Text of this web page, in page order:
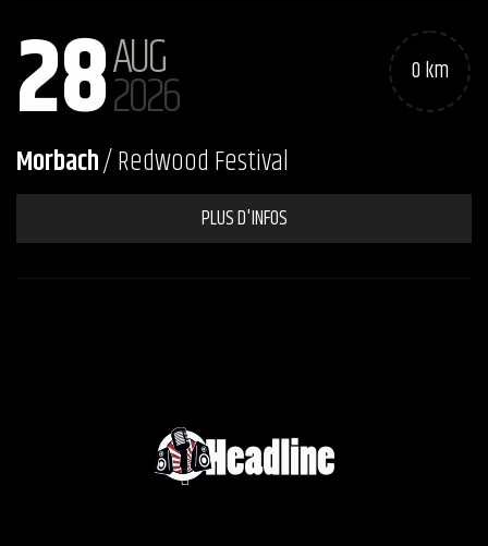
28AUG
2026 0 km
Morbach/ Redwood Festival
PLUS D'INFOS